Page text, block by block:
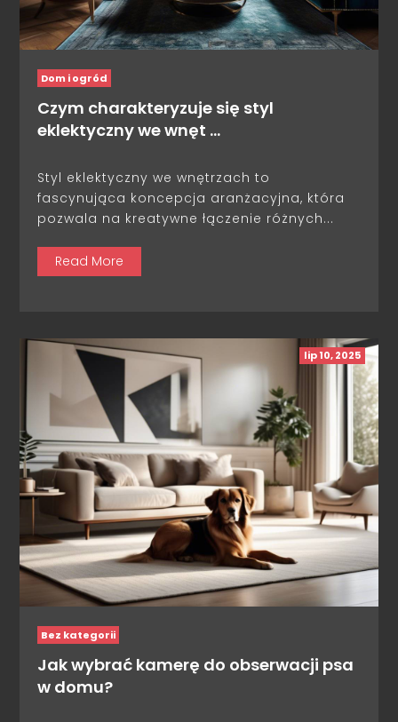
Dom i ogród
Czym charakteryzuje się styl
eklektyczny we wnęt …
Styl eklektyczny we wnętrzach to
fascynująca koncepcja aranżacyjna, która
pozwala na kreatywne łączenie różnych...
Read More
lip 10, 2025
Bez kategorii
Jak wybrać kamerę do obserwacji psa
w domu?